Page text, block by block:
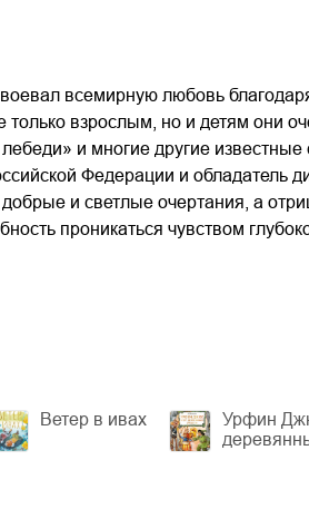
всемирную любовь
взрослым, но и детям они
и многие другие
Федерации и обладатель
и светлые очертания, а
проникаться чувством
Ветер в ивах
Урфин